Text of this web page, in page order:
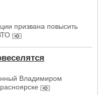
призвана повысить
Владимиром